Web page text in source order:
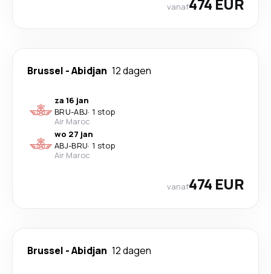
vanaf
Brussel -Abidjan 12 dagen
za 16 jan
BRU-ABJ· 1 stop
Air Maroc
wo 27 jan
ABJ-BRU· 1 stop
Air Maroc
vanaf474 EUR
Brussel -Abidjan 12 dagen